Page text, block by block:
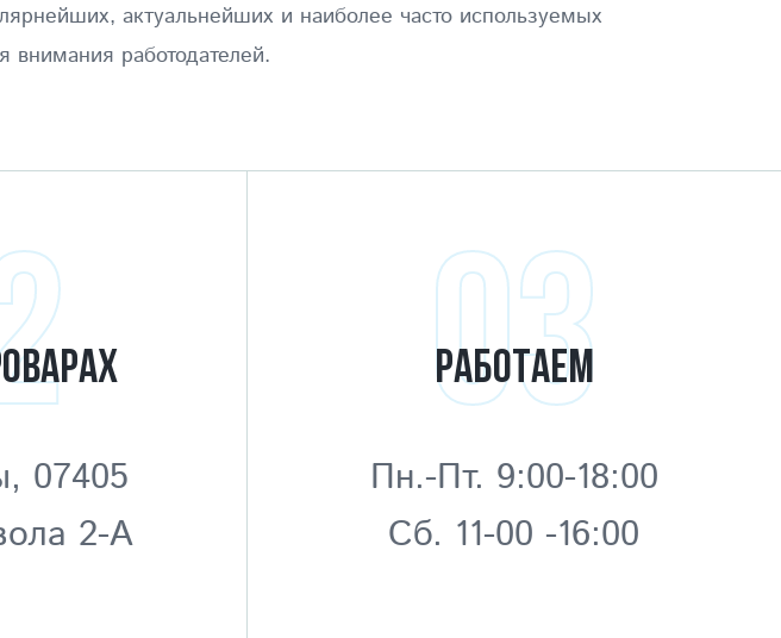
актуальнейших и наиболее часто используемых
внимания работодателей.
07405
2-А
03
РАБОТАЕМ
Пн.-Пт. 9:00-18:00
Сб. 11-00 -16:00